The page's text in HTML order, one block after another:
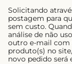
Solicitando
postagem para
sem custo.
análise de não
outro e-mail com
produto(s) no
novo pedido será